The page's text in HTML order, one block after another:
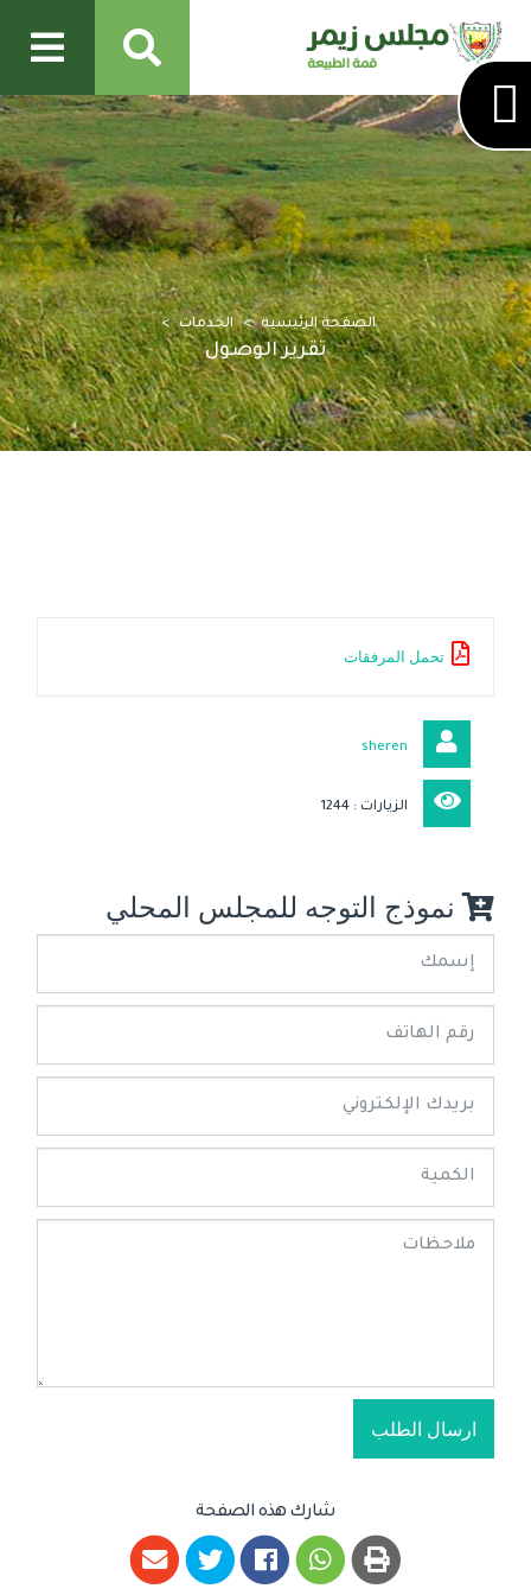
الصفحة الرئيسية الخدمات
تقرير الوصول
تحمل المرفقات
sheren
الزيارات : 1244
نموذج التوجه للمجلس المحلي
ارسال الطلب
شارك هذه الصفحة